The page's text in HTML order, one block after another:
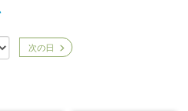
次の日